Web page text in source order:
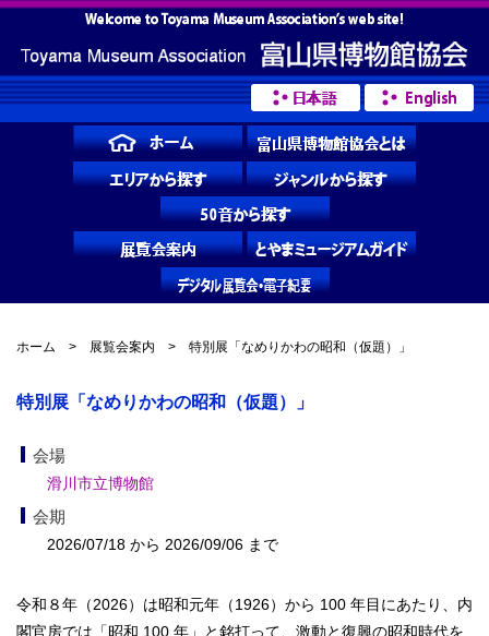
ホーム > 展覧会案内 > 特別展「なめりかわの昭和（仮題）」
特別展「なめりかわの昭和（仮題）」
会場
滑川市立博物館
会期
2026/07/18 から 2026/09/06 まで
令和８年（2026）は昭和元年（1926）から 100 年目にあたり、内
閣官房では「昭和 100 年」と銘打って、激動と復興の昭和時代を